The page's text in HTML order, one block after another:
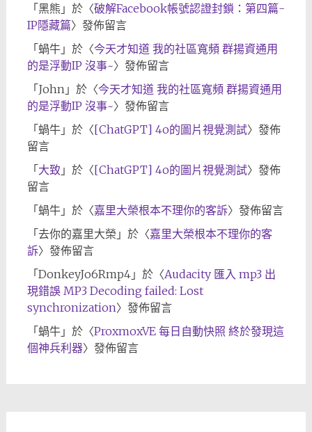
「黑熊 」於〈破解Facebook帳號認證封鎖：第四篇-
IP隱藏篇〉發佈留言
「蝸牛」於〈今天才知道 我的社區寬頻 群揚資通用
的是浮動IP 沒事~〉發佈留言
「John 」於〈今天才知道 我的社區寬頻 群揚資通用
的是浮動IP 沒事~〉發佈留言
「蝸牛」於〈[ChatGPT] 4o的圖片視覺測試〉發佈
留言
「大致 」於〈[ChatGPT] 4o的圖片視覺測試〉發佈
留言
「蝸牛」於〈嘉里大榮根本不理你的客訴〉發佈留言
「去你的嘉里大榮 」於〈嘉里大榮根本不理你的客
訴〉發佈留言
「DonkeyJo6Rmp4」於〈Audacity 匯入 mp3 出
現錯誤 MP3 Decoding failed: Lost
synchronization〉發佈留言
「蝸牛」於〈ProxmoxVE 每日自動快照 終於發現這
個神兵利器〉發佈留言